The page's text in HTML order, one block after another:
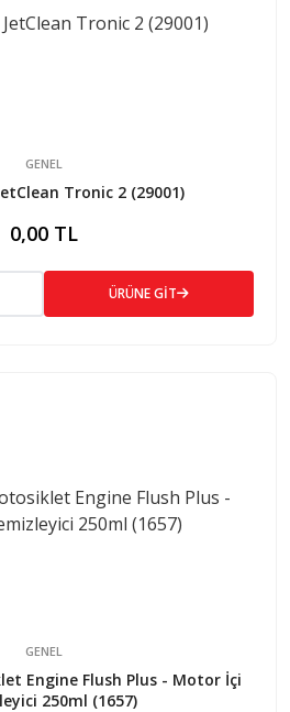
GENEL
Tronic 2 (29001)
0,00 TL
ÜRÜNE GİT
GENEL
Engine Flush Plus - Motor İçi
250ml (1657)